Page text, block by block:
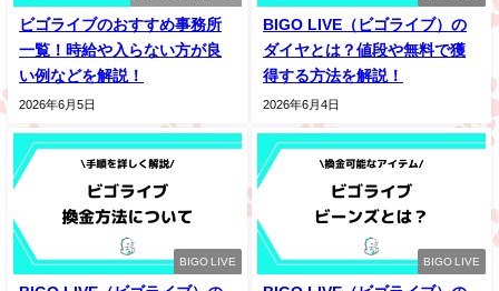
ビゴライブのおすすめ事務所
一覧！時給や入らない方が良
い例などを解説！
2026年6月5日
BIGO LIVE（ビゴライブ）の
ダイヤとは？値段や無料で獲
得する方法を解説！
2026年6月4日
BIGO LIVE BIGO LIVE